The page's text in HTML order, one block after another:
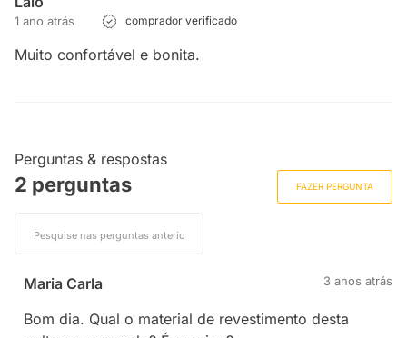
1 ano atrás comprador verificado
Muito confortável e bonita.
Perguntas & respostas
2 perguntas FAZER PERGUNTA
Maria Carla 3 anos atrás
Bom dia. Qual o material de revestimento desta